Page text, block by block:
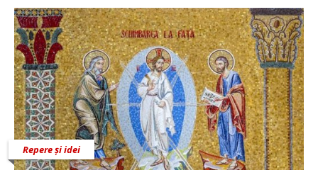
Repere și idei